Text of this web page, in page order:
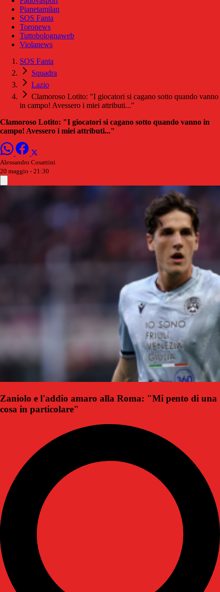
Pianetamilan
SOS Fanta
Toronews
Tuttobolognaweb
Violanews
SOS Fanta
Squadra
Lazio
Clamoroso Lotito: "I giocatori si cagano sotto quando vanno
in campo! Avessero i miei attributi..."
Clamoroso Lotito: "I giocatori si cagano sotto quando vanno in
campo! Avessero i miei attributi..."
Alessandro Cosattini
20 maggio - 21:30
Zaniolo e l'addio amaro alla Roma: "Mi pento di una
cosa in particolare"